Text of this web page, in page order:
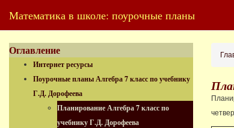
Математика в школе: поурочные планы
Оглавление
Интернет ресурсы
Поурочные планы Алгебра 7 класс по учебнику
Г.Д. Дорофеева
Планирование Алгебра 7 класс по
учебнику Г.Д. Дорофеева